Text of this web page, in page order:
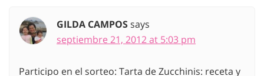
GILDA CAMPOSsays
septiembre 21, 2012 at 5:03 pm
Participo en el sorteo: Tarta de Zucchinis: receta y